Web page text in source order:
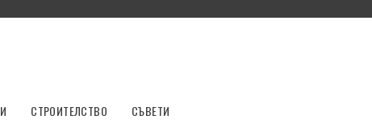
СТРОИТЕЛСТВО СЪВЕТИ